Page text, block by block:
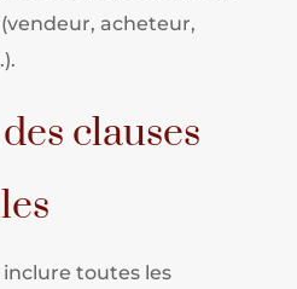
acheteur,
clauses
toutes les